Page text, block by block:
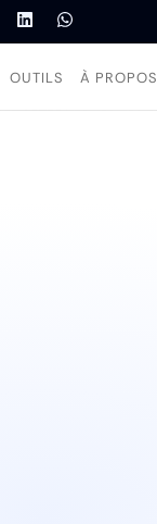
OUTILS À PROPOS